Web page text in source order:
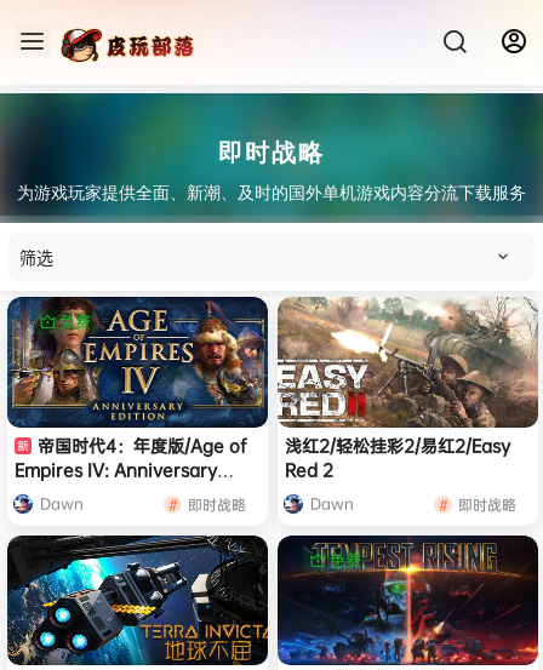
即时战略
为游戏玩家提供全面、新潮、及时的国外单机游戏内容分流下载服务
筛选
免费
帝国时代4：年度版/Age of
Empires IV: Anniversary
Edition 战略游戏
Dawn 即时战略
浅红2/轻松挂彩2/易红2/Easy
Red 2
Dawn 即时战略
免费